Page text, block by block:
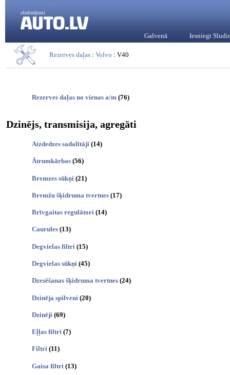
sludinājumi
Galvenā Iesniegt
Rezerves daļas : Volvo : V40
Rezerves daļas no vienas a/m (76)
Dzinējs, transmisija, agregāti
Aizdedzes sadalītāji (14)
Ātrumkārbas (56)
Bremzes sūkņi (21)
Bremžu šķidruma tvertnes (17)
Brīvgaitas regulātori (14)
Caurules (13)
Degvielas filtri (15)
Degvielas sūkņi (45)
Dzesēšanas šķidruma tvertnes (24)
Dzinēja spilveni (20)
Dzinēji (69)
Eļļas filtri (7)
Filtri (11)
Gaisa filtri (13)